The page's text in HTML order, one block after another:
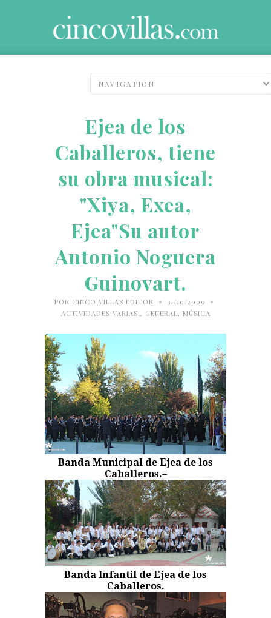
Ejea de los
Caballeros, tiene
su obra musical:
"Xiya, Exea,
Ejea"Su autor
Antonio Noguera
Guinovart.
POR CINCO VILLAS EDITOR • 31/10/2009 •
ACTIVIDADES VARIAS. , GENERAL, MÚSICA
Banda Municipal de Ejea de los
Caballeros.–
Banda Infantil de Ejea de los
Caballeros.